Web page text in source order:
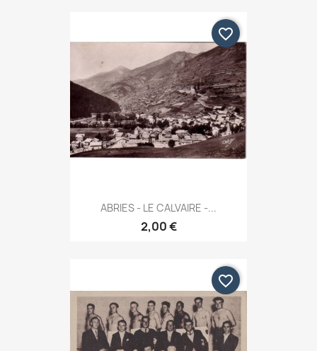
ABRIES - LE CALVAIRE -...
2,00 €
favorite_border
favorite_border